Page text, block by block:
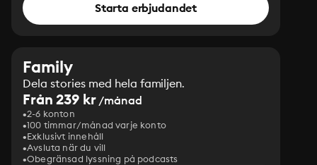
Starta erbjudandet
Family
Dela stories med hela familjen.
Från 239 kr/månad
2-6 konton
100 timmar/månad varje konto
Exklusivt innehåll
Avsluta när du vill
Obegränsad lyssning på podcasts